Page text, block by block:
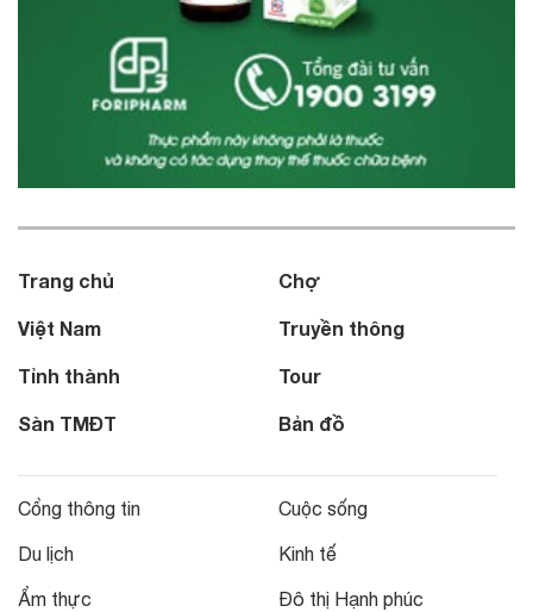
Trang chủ
Việt Nam
Tỉnh thành
Sàn TMĐT
Chợ
Truyền thông
Tour
Bản đồ
Cổng thông tin
Du lịch
Ẩm thực
Cuộc sống
Kinh tế
Đô thị Hạnh phúc